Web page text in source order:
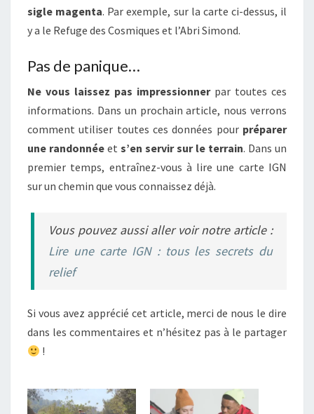
sigle magenta. Par exemple, sur la carte ci-dessus, il
y a le Refuge des Cosmiques et l’Abri Simond.
Pas de panique…
Ne vous laissez pas impressionnerpar toutes ces
informations. Dans un prochain article, nous verrons
comment utiliser toutes ces données pour préparer
une randonnée et s’en servir sur le terrain. Dans un
premier temps, entraînez-vous à lire une carte IGN
sur un chemin que vous connaissez déjà.
Vous pouvez aussi aller voir notre article :
Lire une carte IGN : tous les secrets du
relief
Si vous avez apprécié cet article, merci de nous le dire
dans les commentaires et n’hésitez pas à le partager
!